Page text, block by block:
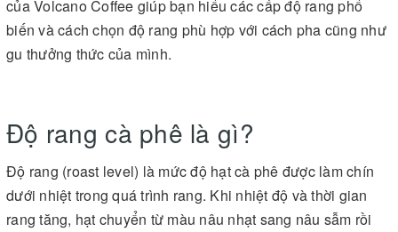
của Volcano Coffee giúp bạn hiểu các cấp độ rang phổ
biến và cách chọn độ rang phù hợp với cách pha cũng như
gu thưởng thức của mình.
Độ rang cà phê là gì?
Độ rang (roast level) là mức độ hạt cà phê được làm chín
dưới nhiệt trong quá trình rang. Khi nhiệt độ và thời gian
rang tăng, hạt chuyển từ màu nâu nhạt sang nâu sẫm rồi